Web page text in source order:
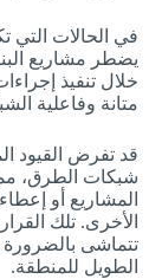
في الحالات التي
يضطر مشاريع
خلال تنفيذ
متانة وفاعلية
قد تفرض القيود
شبكات الطرق،
المشاريع أو
الأخرى. تلك
تتماشى
الطويل للمنطقة.